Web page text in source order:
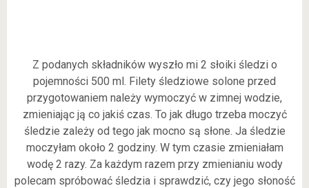
Z podanych składników wyszło mi 2 słoiki śledzi o
pojemności 500 ml. Filety śledziowe solone przed
przygotowaniem należy wymoczyć w zimnej wodzie,
zmieniając ją co jakiś czas. To jak długo trzeba moczyć
śledzie zależy od tego jak mocno są słone. Ja śledzie
moczyłam około 2 godziny. W tym czasie zmieniałam
wodę 2 razy. Za każdym razem przy zmienianiu wody
polecam spróbować śledzia i sprawdzić, czy jego słoność